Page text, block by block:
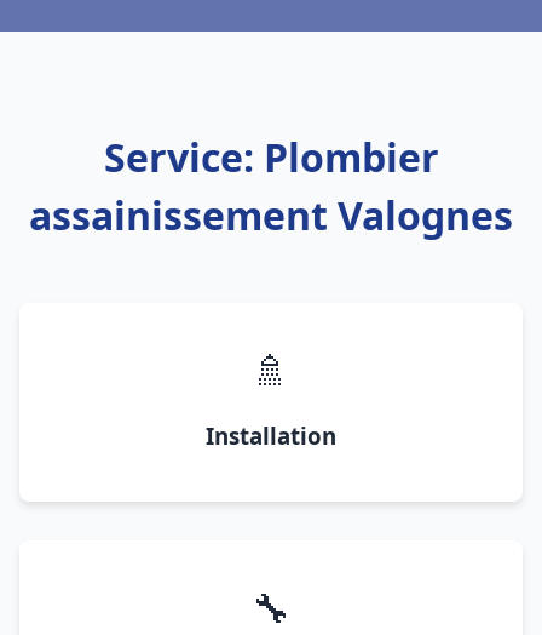
Service: Plombier
assainissement Valognes
🚿
Installation
🔧